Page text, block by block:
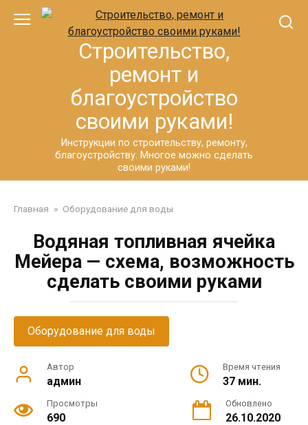
Перейти
Строительство,
ремонт и
благоустройство
своими руками!
Инструкции по строительству, ремонту,
благоустройству. Многое можно сделать
своими руками!
Главная » Оборудование для воды
Водяная топливная ячейка
Мейера — схема, возможность
сделать своими руками
Оборудование для воды
Автор
админ
Время чтения
37 мин.
Просмотры
690
Обновлено
26.10.2020